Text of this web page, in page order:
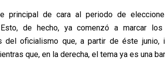
principal de cara al periodo de
de hecho, ya comenzó a marcar
del oficialismo que, a partir de éste
que, en la derecha, el tema ya es una